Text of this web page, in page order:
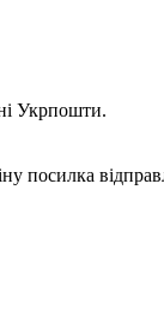
Укрпошти.
посилка